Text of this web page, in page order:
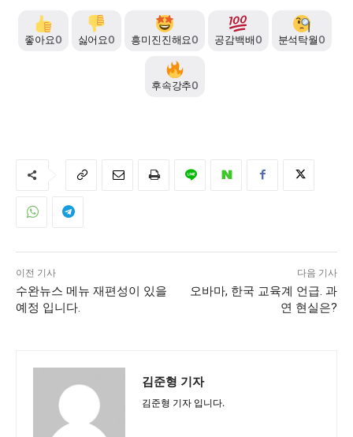
좋아요0 싫어요0 흥미진진해요0 공감백배0 분석탁월0
후속강추0
이전 기사
수완뉴스 메뉴 재편성이 있을
예정 입니다.
다음 기사
오바마, 한국 교육계 언급. 과
연 현실은?
김준형 기자
김준형 기자 입니다.